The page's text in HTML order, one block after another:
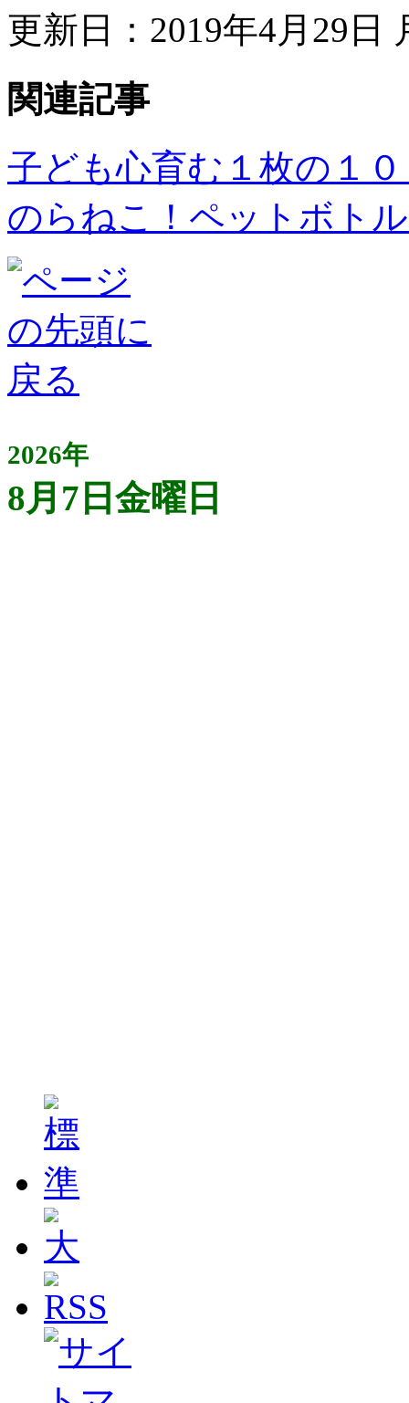
更新日：2019年4月29日
関連記事
子ども心育む１枚の１
のらねこ！ペットボト
2026年
8月7日金曜日